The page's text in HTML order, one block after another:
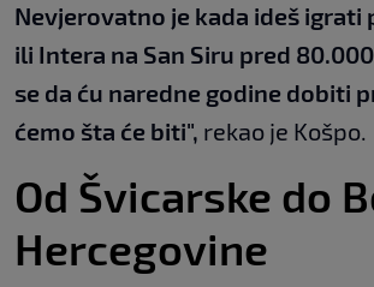
Nevjerovatno je kada ideš igrati
ili Intera na San Siru pred
se da ću naredne godine dobiti
ćemo šta će biti", rekao je Košpo.
Od Švicarske do
Hercegovine